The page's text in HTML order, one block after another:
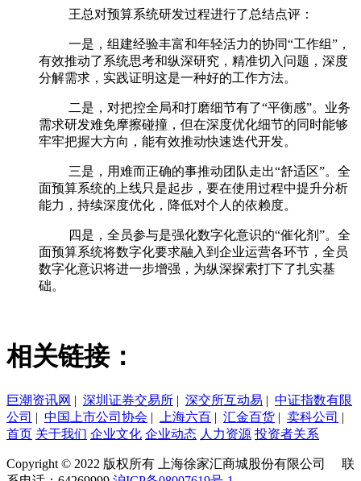
王总对预算系统研发过程进行了总结点评：
一是，组建经验丰富和年轻活力的协同“工作组”，
有效推动了系统思考和纵深研究，精准切入问题，深度
分解需求，实践证明这是一种好的工作方法。
二是，对把控全局和打磨细节有了“平衡感”。业务
需求研发难免摩擦碰撞，但在深度优化细节的同时能够
牢牢把握大方向，能有效推动快速迭代开发。
三是，用难而正确的事推动团队走出“舒适区”。全
面预算系统的上线只是起步，要在使用过程中提升分析
能力，持续深度优化，降低对个人的依赖度。
四是，全员参与是强化数字化意识的“催化剂”。全
面预算系统将数字化要求融入到企业运营各环节，全员
数字化意识将进一步增强，为纵深探索打下了扎实基
础。
相关链接：
巨潮资讯网 | 深圳证券交易所 | 深交所互动易 | 中证指数有限
公司 | 中国上市公司协会 | 上海六百 | 汇金百货 | 卖科公司 |
首页 关于我们 企业文化 企业动态 人力资源 投资者关系
Copyright © 2022 版权所有 上海徐家汇商城股份有限公司 联